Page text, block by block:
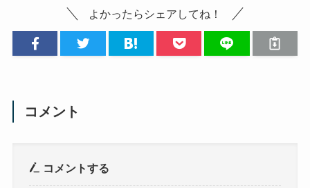
よかったらシェアしてね！
コメント
コメントする